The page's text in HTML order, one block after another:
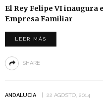
El Rey Felipe VI inaugura
Empresa Familiar
LEER MÁS
SHARE
ANDALUCIA 22 AGOSTO, 2014